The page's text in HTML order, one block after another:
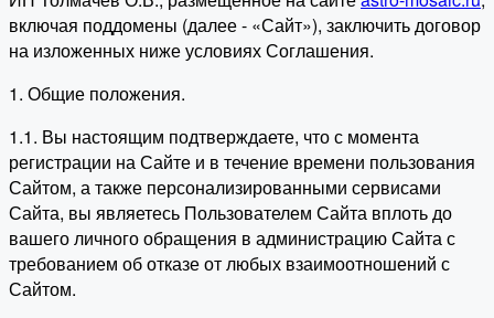
включая поддомены (далее - «Сайт»), заключить договор
на изложенных ниже условиях Соглашения.
1. Общие положения.
1.1. Вы настоящим подтверждаете, что с момента
регистрации на Сайте и в течение времени пользования
Сайтом, а также персонализированными сервисами
Сайта, вы являетесь Пользователем Сайта вплоть до
вашего личного обращения в администрацию Сайта с
требованием об отказе от любых взаимоотношений с
Сайтом.